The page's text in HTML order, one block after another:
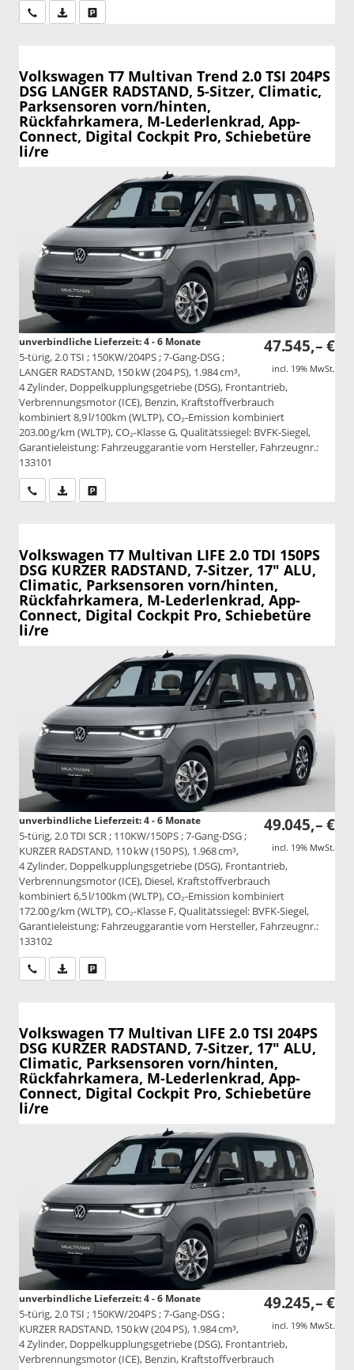
Wir rufen Sie anPDF-Datei, Fahrzeugexposé drucken
Volkswagen T7 Multivan Trend 2.0 TSI 204PS
DSG LANGER RADSTAND, 5-Sitzer, Climatic,
Parksensoren vorn/hinten,
Rückfahrkamera, M-Lederlenkrad, App-
Connect, Digital Cockpit Pro, Schiebetüre
li/re
47.545,– €
incl. 19% MwSt.
unverbindliche Lieferzeit: 4 - 6 Monate
5-türig, 2.0 TSI ; 150KW/204PS ; 7-Gang-DSG ;
LANGER RADSTAND, 150 kW (204 PS), 1.984 cm³,
4 Zylinder, Doppelkupplungsgetriebe (DSG), Frontantrieb,
Verbrennungsmotor (ICE), Benzin, Kraftstoffverbrauch
kombiniert 8,9 l/100km (WLTP), CO₂-Emission kombiniert
203.00 g/km (WLTP), CO₂-Klasse G, Qualitätssiegel: BVFK-Siegel,
Garantieleistung: Fahrzeuggarantie vom Hersteller, Fahrzeugnr.:
133101
Wir rufen Sie anPDF-Datei, Fahrzeugexposé drucken
Volkswagen T7 Multivan LIFE 2.0 TDI 150PS
DSG KURZER RADSTAND, 7-Sitzer, 17" ALU,
Climatic, Parksensoren vorn/hinten,
Rückfahrkamera, M-Lederlenkrad, App-
Connect, Digital Cockpit Pro, Schiebetüre
li/re
49.045,– €
incl. 19% MwSt.
unverbindliche Lieferzeit: 4 - 6 Monate
5-türig, 2.0 TDI SCR ; 110KW/150PS ; 7-Gang-DSG ;
KURZER RADSTAND, 110 kW (150 PS), 1.968 cm³,
4 Zylinder, Doppelkupplungsgetriebe (DSG), Frontantrieb,
Verbrennungsmotor (ICE), Diesel, Kraftstoffverbrauch
kombiniert 6,5 l/100km (WLTP), CO₂-Emission kombiniert
172.00 g/km (WLTP), CO₂-Klasse F, Qualitätssiegel: BVFK-Siegel,
Garantieleistung: Fahrzeuggarantie vom Hersteller, Fahrzeugnr.:
133102
Wir rufen Sie anPDF-Datei, Fahrzeugexposé drucken
Volkswagen T7 Multivan LIFE 2.0 TSI 204PS
DSG KURZER RADSTAND, 7-Sitzer, 17" ALU,
Climatic, Parksensoren vorn/hinten,
Rückfahrkamera, M-Lederlenkrad, App-
Connect, Digital Cockpit Pro, Schiebetüre
li/re
49.245,– €
incl. 19% MwSt.
unverbindliche Lieferzeit: 4 - 6 Monate
5-türig, 2.0 TSI ; 150KW/204PS ; 7-Gang-DSG ;
KURZER RADSTAND, 150 kW (204 PS), 1.984 cm³,
4 Zylinder, Doppelkupplungsgetriebe (DSG), Frontantrieb,
Verbrennungsmotor (ICE), Benzin, Kraftstoffverbrauch